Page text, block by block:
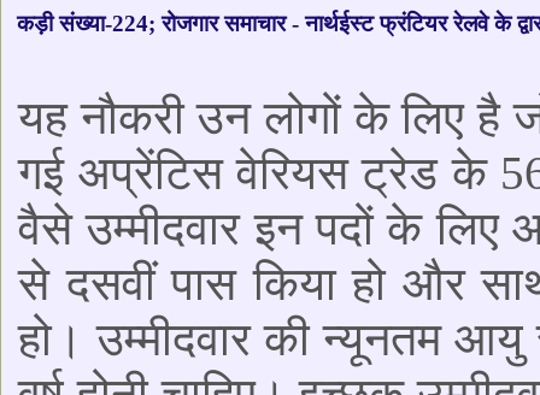
कड़ी संख्या-224; रोजगार समाचार - नार्थईस्ट फ्रंटियर रेलवे के
यह नौकरी उन लोगों के लिए है
गई अप्रेंटिस वेरियस ट्रेड के
वैसे उम्मीदवार इन पदों के लिए
से दसवीं पास किया हो और
हो। उम्मीदवार की न्यूनतम